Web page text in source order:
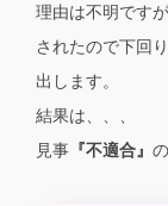
理由は不明です
されたので下回
出します。
結果は、、、
見事 『不適合』